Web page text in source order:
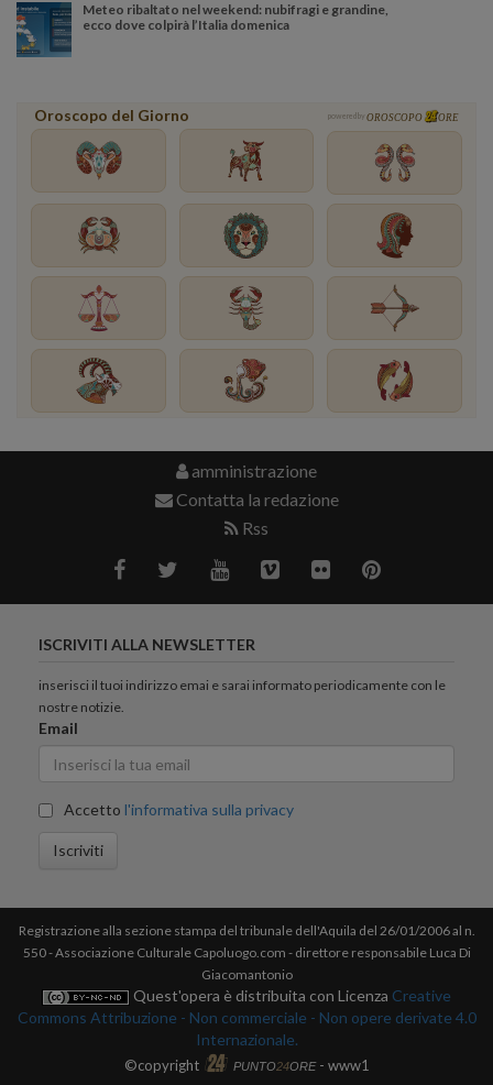
Meteo ribaltato nel weekend: nubifragi e grandine,
ecco dove colpirà l’Italia domenica
Oroscopo del Giorno powered by OROSCOPO ORE
amministrazione
Contatta la redazione
Rss
ISCRIVITI ALLA NEWSLETTER
inserisci il tuoi indirizzo emai e sarai informato periodicamente con le
nostre notizie.
Email
Accetto l'informativa sulla privacy
Iscriviti
Registrazione alla sezione stampa del tribunale dell'Aquila del 26/01/2006 al n.
550 - Associazione Culturale Capoluogo.com - direttore responsabile Luca Di
Giacomantonio
Quest'opera è distribuita con Licenza Creative
Commons Attribuzione - Non commerciale - Non opere derivate 4.0
Internazionale.
©copyright PUNTO24ORE- www1